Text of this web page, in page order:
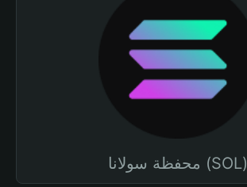
محفظة سولانا (SOL)